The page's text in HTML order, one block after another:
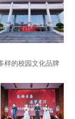
样的校园文化品牌